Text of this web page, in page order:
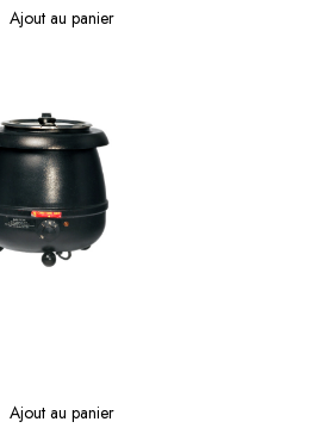
Ajout au panier
Ajout au panier